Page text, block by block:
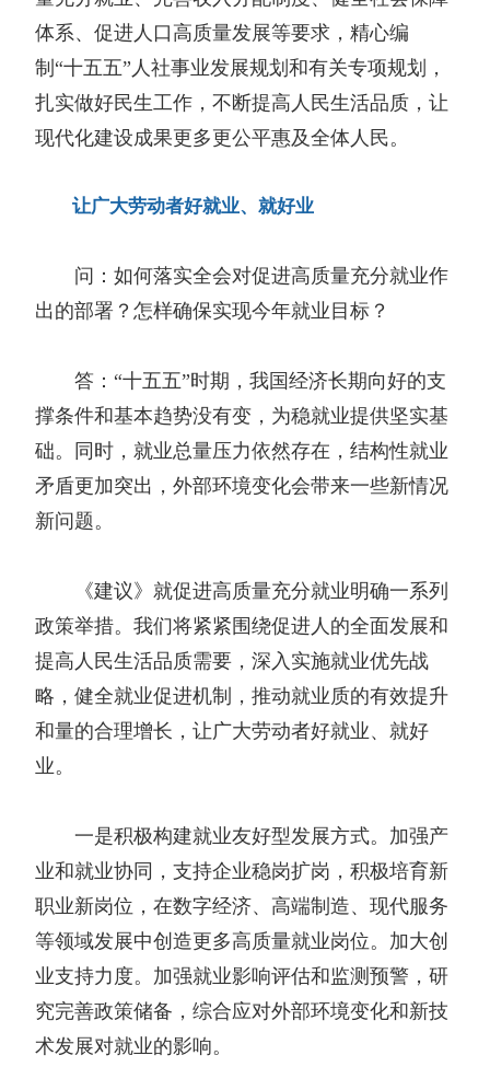
体系、促进人口高质量发展等要求，精心编
制“十五五”人社事业发展规划和有关专项规划，
扎实做好民生工作，不断提高人民生活品质，让
现代化建设成果更多更公平惠及全体人民。
让广大劳动者好就业、就好业
问：如何落实全会对促进高质量充分就业作
出的部署？怎样确保实现今年就业目标？
答：“十五五”时期，我国经济长期向好的支
撑条件和基本趋势没有变，为稳就业提供坚实基
础。同时，就业总量压力依然存在，结构性就业
矛盾更加突出，外部环境变化会带来一些新情况
新问题。
《建议》就促进高质量充分就业明确一系列
政策举措。我们将紧紧围绕促进人的全面发展和
提高人民生活品质需要，深入实施就业优先战
略，健全就业促进机制，推动就业质的有效提升
和量的合理增长，让广大劳动者好就业、就好
业。
一是积极构建就业友好型发展方式。加强产
业和就业协同，支持企业稳岗扩岗，积极培育新
职业新岗位，在数字经济、高端制造、现代服务
等领域发展中创造更多高质量就业岗位。加大创
业支持力度。加强就业影响评估和监测预警，研
究完善政策储备，综合应对外部环境变化和新技
术发展对就业的影响。